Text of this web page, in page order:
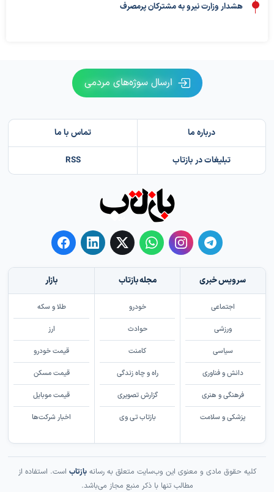
هشدار وزارت نیرو به مشترکان پرمصرف
ارسال سوژه‌های مردمی
درباره ما تماس با ما
تبلیغات در بازتاب RSS
سرویس خبری
اجتماعی
ورزشی
سیاسی
دانش و فناوری
فرهنگی و هنری
پزشکی و سلامت
مجله بازتاب
خودرو
حوادث
کامنت
راه و چاه زندگی
گزارش تصویری
بازتاب تی وی
بازار
طلا و سکه
ارز
قیمت خودرو
قیمت مسکن
قیمت موبایل
اخبار شرکت‌ها
کلیه حقوق مادی و معنوی این وب‌سایت متعلق به رسانهبازتاب است. استفاده از
مطالب تنها با ذکر منبع مجاز می‌باشد.